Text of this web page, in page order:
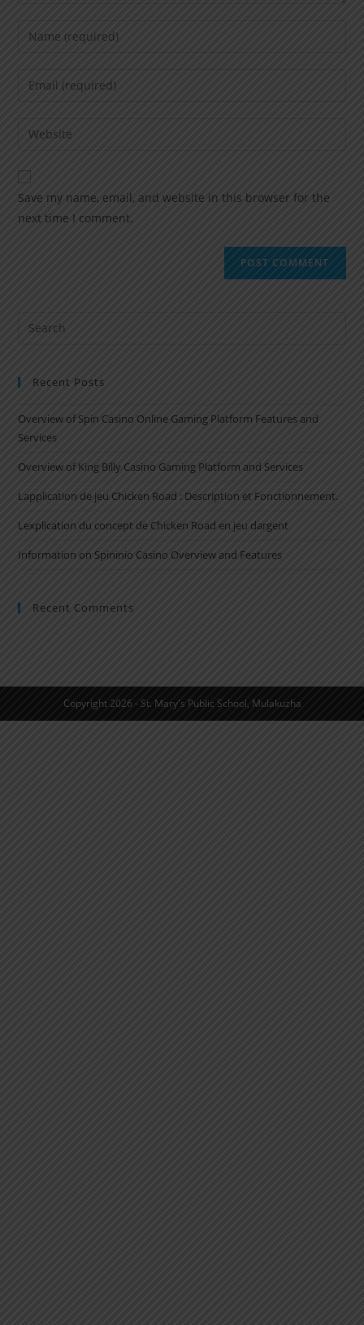
Save my name, email, and website in this browser for the
next time I comment.
Recent Posts
Overview of Spin Casino Online Gaming Platform Features and
Services
Overview of King Billy Casino Gaming Platform and Services
Lapplication de jeu Chicken Road : Description et Fonctionnement.
Lexplication du concept de Chicken Road en jeu dargent
Information on Spininio Casino Overview and Features
Recent Comments
Copyright 2026 - St. Mary's Public School, Mulakuzha